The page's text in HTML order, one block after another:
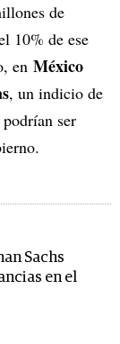
de
10% de ese
en México
, un indicio de
ser
Sachs
en el